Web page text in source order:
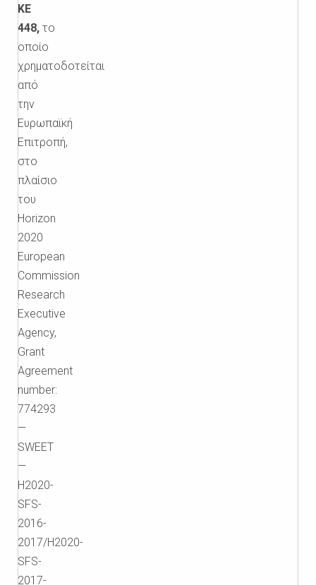
ΚΕ
448, το
οποίο
χρηματοδοτείται
από
την
Ευρωπαϊκή
Επιτροπή,
στο
πλαίσιο
του
Horizon
2020
European
Commission
Research
Executive
Agency,
Grant
Agreement
number:
774293
—
SWEET
—
H2020-
SFS-
2016-
2017/H2020-
SFS-
2017-